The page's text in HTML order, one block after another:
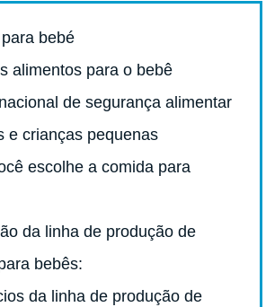
bebé
alimentos para o bebê
de segurança alimentar
e crianças pequenas
escolhe a comida para
da linha de produção de
bebês:
da linha de produção de